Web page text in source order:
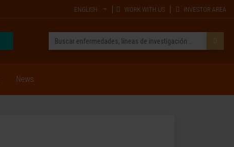
ENGLISH WORK WITH US INVESTOR AREA
News